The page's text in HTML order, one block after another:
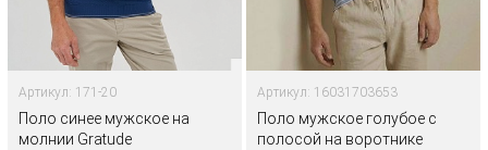
Артикул: 171-20
Поло синее мужское на
молнии Gratude
Артикул: 16031703653
Поло мужское голубое с
полосой на воротнике